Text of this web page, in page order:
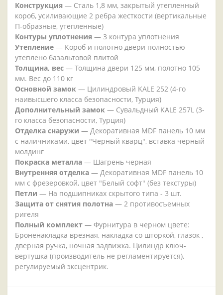
Конструкция — Сталь 1,8 мм, закрытый утепленный
короб, усиливающие 2 ребра жесткости (вертикальные
П-образные, утепленные)
Контуры уплотнения — 3 контура уплотнения
Утепление — Короб и полотно двери полностью
утеплено базальтовой плитой
Толщина, вес — Толщина двери 125 мм, полотно 105
мм. Вес до 110 кг
Основной замок — Цилиндровый KALE 252 (4-го
наивысшего класса безопасности, Турция)
Дополнительный замок — Сувальдный KALE 257L (3-
го класса безопасности, Турция)
Отделка снаружи — Декоративная MDF панель 10 мм
с наличниками, цвет "Черный кварц", вставка черный
молдинг
Покраска металла — Шагрень черная
Внутренняя отделка — Декоративная MDF панель 10
мм с фрезеровкой, цвет "Белый софт" (без текстуры)
Петли — На подшипниках скрытого типа - 3 шт.
Защита от снятия полотна — 2 противосъемных
ригеля
Полный комплект — Фурнитура в черном цвете:
Броненакладка врезная, накладка со шторкой, глазок ,
дверная ручка, ночная задвижка. Цилиндр ключ-
вертушка (производитель не регламентируется),
регулируемый эксцентрик.